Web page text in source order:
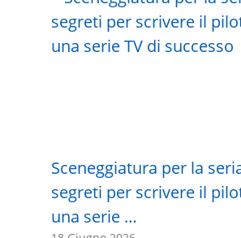
Sceneggiatura per la
segreti per scrivere il
una serie …